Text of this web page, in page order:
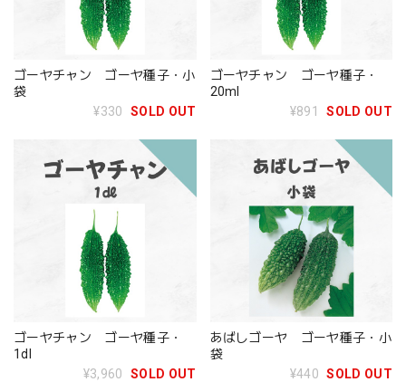
ゴーヤチャン ゴーヤ種子・小
袋
¥330
SOLD OUT
ゴーヤチャン ゴーヤ種子・
20ml
¥891
SOLD OUT
ゴーヤチャン ゴーヤ種子・
1dl
¥3,960
SOLD OUT
あばしゴーヤ ゴーヤ種子・小
袋
¥440 SOLD OUT